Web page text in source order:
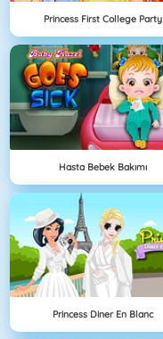
Princess First College Party
Hasta Bebek Bakımı
Princess Diner En Blanc